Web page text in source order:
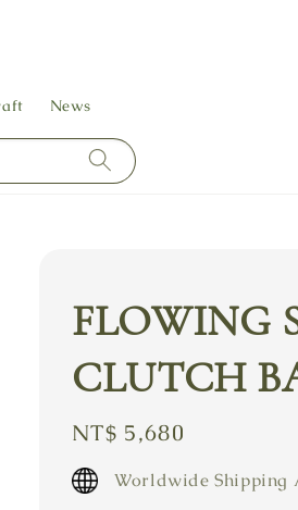
News
FLOWING
CLUTCH
Regular
price
NT$ 5,680
Worldwide Shipping